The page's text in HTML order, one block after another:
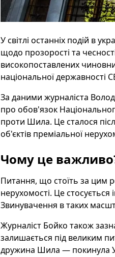
У світлі останніх подій в
щодо прозорості та
високопоставлених
національної
За даними журналіста
про обов'язок
проти Шила. Це сталося
об'єктів преміальної
Чому це
Питання, що стоїть за цим
нерухомості. Це стосується
Звинувачення в таких
Журналіст Бойко також
залишається під великим
дружина Шила — покинула